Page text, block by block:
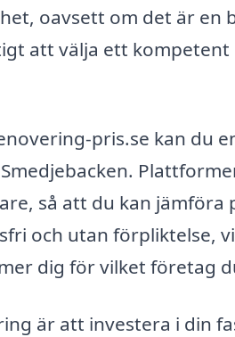
oavsett om det är en
att välja ett
pris.se kan du
så att du kan
och utan förpliktelse,
dig för vilket företag
är att investera i din